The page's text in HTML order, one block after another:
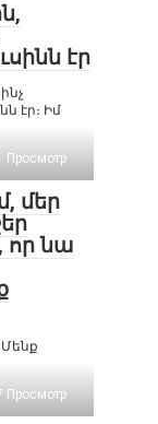
էր
էր։ Իմ
Просмотр
մեր
նա
Просмотр